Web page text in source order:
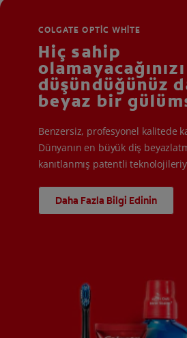
COLGATE OPTIC WHITE
Hiç sahip
olamayacağınızı
düşündüğünüz
beyaz bir
Benzersiz, profesyonel kalitede
Dünyanın en büyük diş
kanıtlanmış patentli
Daha Fazla Bilgi Edinin